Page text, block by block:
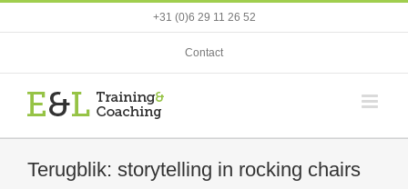
+31 (0)6 29 11 26 52
Contact
Terugblik: storytelling in rocking chairs